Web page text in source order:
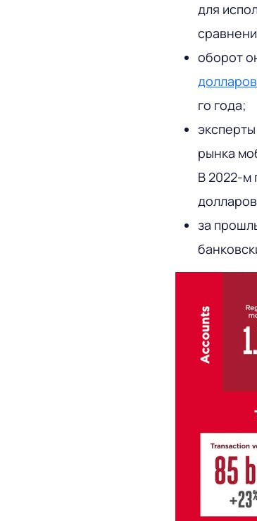
для
оборот
долларов
го года;
рынка
В 2022-м
за